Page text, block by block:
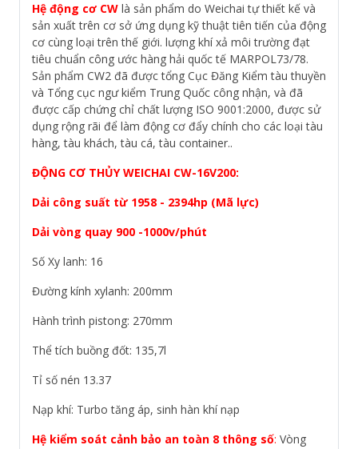
Hệ động cơ CW là sản phẩm do Weichai tự thiết kế và
sản xuất trên cơ sở ứng dụng kỹ thuật tiên tiến của động
cơ cùng loại trên thế giới. lượng khí xả môi trường đạt
tiêu chuẩn công ước hàng hải quốc tế MARPOL73/78.
Sản phẩm CW2 đã được tổng Cục Đăng Kiểm tàu thuyền
và Tổng cục ngư kiểm Trung Quốc công nhận, và đã
được cấp chứng chỉ chất lượng ISO 9001:2000, được sử
dụng rộng rãi để làm động cơ đẩy chính cho các loại tàu
hàng, tàu khách, tàu cá, tàu container..
ĐỘNG CƠ THỦY WEICHAI CW-16V200:
Dải công suất từ 1958 - 2394hp (Mã lực)
Dải vòng quay 900 -1000v/phút
Số Xy lanh: 16
Đường kính xylanh: 200mm
Hành trình pistong: 270mm
Thể tích buồng đốt: 135,7l
Tỉ số nén 13.37
Nạp khí: Turbo tăng áp, sinh hàn khí nạp
Hệ kiểm soát cảnh bảo an toàn 8 thông số: Vòng